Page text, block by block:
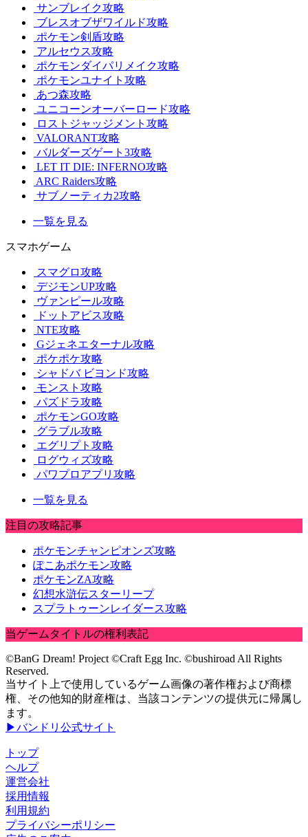
サンブレイク攻略
ブレスオブザワイルド攻略
ポケモン剣盾攻略
アルセウス攻略
ポケモンダイパリメイク攻略
ポケモンユナイト攻略
あつ森攻略
ユニコーンオーバーロード攻略
ロストジャッジメント攻略
VALORANT攻略
バルダーズゲート3攻略
LET IT DIE: INFERNO攻略
ARC Raiders攻略
サブノーティカ2攻略
一覧を見る
スマホゲーム
スマグロ攻略
デジモンUP攻略
ヴァンピール攻略
ドットアビス攻略
NTE攻略
Gジェネエターナル攻略
ポケポケ攻略
シャドバ ビヨンド攻略
モンスト攻略
パズドラ攻略
ポケモンGO攻略
グラブル攻略
エグリプト攻略
ログウィズ攻略
パワプロアプリ攻略
一覧を見る
注目の攻略記事
ポケモンチャンピオンズ攻略
ぽこあポケモン攻略
ポケモンZA攻略
幻想水滸伝スターリープ
スプラトゥーンレイダース攻略
当ゲームタイトルの権利表記
©BanG Dream! Project ©Craft Egg Inc. ©bushiroad All Rights
Reserved.
当サイト上で使用しているゲーム画像の著作権および商標
権、その他知的財産権は、当該コンテンツの提供元に帰属し
ます。
▶バンドリ公式サイト
トップ
ヘルプ
運営会社
採用情報
利用規約
プライバシーポリシー